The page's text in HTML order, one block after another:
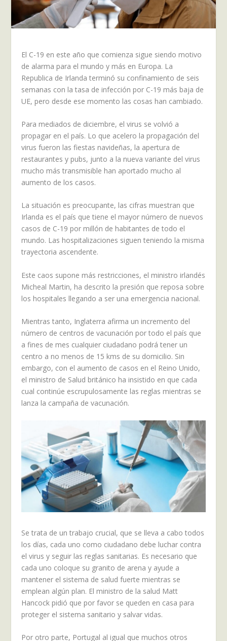
El C-19 en este año que comienza sigue siendo motivo
de alarma para el mundo y más en Europa. La
Republica de Irlanda terminó su confinamiento de seis
semanas con la tasa de infección por C-19 más baja de
UE, pero desde ese momento las cosas han cambiado.
Para mediados de diciembre, el virus se volvió a
propagar en el país. Lo que acelero la propagación del
virus fueron las fiestas navideñas, la apertura de
restaurantes y pubs, junto a la nueva variante del virus
mucho más transmisible han aportado mucho al
aumento de los casos.
La situación es preocupante, las cifras muestran que
Irlanda es el país que tiene el mayor número de nuevos
casos de C-19 por millón de habitantes de todo el
mundo. Las hospitalizaciones siguen teniendo la misma
trayectoria ascendente.
Este caos supone más restricciones, el ministro irlandés
Micheal Martin, ha descrito la presión que reposa sobre
los hospitales llegando a ser una emergencia nacional.
Mientras tanto, Inglaterra afirma un incremento del
número de centros de vacunación por todo el país que
a fines de mes cualquier ciudadano podrá tener un
centro a no menos de 15 kms de su domicilio. Sin
embargo, con el aumento de casos en el Reino Unido,
el ministro de Salud británico ha insistido en que cada
cual continúe escrupulosamente las reglas mientras se
lanza la campaña de vacunación.
Se trata de un trabajo crucial, que se lleva a cabo todos
los días, cada uno como ciudadano debe luchar contra
el virus y seguir las reglas sanitarias. Es necesario que
cada uno coloque su granito de arena y ayude a
mantener el sistema de salud fuerte mientras se
emplean algún plan. El ministro de la salud Matt
Hancock pidió que por favor se queden en casa para
proteger el sistema sanitario y salvar vidas.
Por otro parte, Portugal al igual que muchos otros